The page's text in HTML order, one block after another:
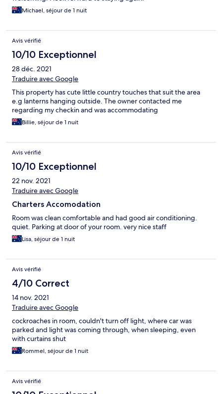
Michael, séjour de 1 nuit
Avis vérifié
10/10 Exceptionnel
28 déc. 2021
Traduire avec Google
This property has cute little country touches that suit the area
e.g lanterns hanging outside. The owner contacted me
regarding my checkin and was accommodating
Billie, séjour de 1 nuit
Avis vérifié
10/10 Exceptionnel
22 nov. 2021
Traduire avec Google
Charters Accomodation
Room was clean comfortable and had good air conditioning.
quiet. Parking at door of your room. very nice staff
Lisa, séjour de 1 nuit
Avis vérifié
4/10 Correct
14 nov. 2021
Traduire avec Google
cockroaches in room, couldn't turn off light, where car was
parked and light was coming through, when sleeping, even
with curtains shut
Rommel, séjour de 1 nuit
Avis vérifié